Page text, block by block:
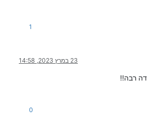
1
23 במרץ 2023, 14:58
רבה!!
0